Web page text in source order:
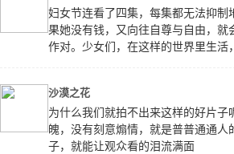
妇女节连看了四集，每集都无法抑制
果她没有钱，又向往自尊与自由，就
作对。少女们，在这样的世界里生活
沙漠之花
为什么我们就拍不出来这样的好片子
魄，没有刻意煽情，就是普普通通人
子，就能让观众看的泪流满面